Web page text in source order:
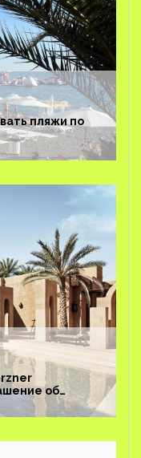
пляжи по
об
Shams Desert